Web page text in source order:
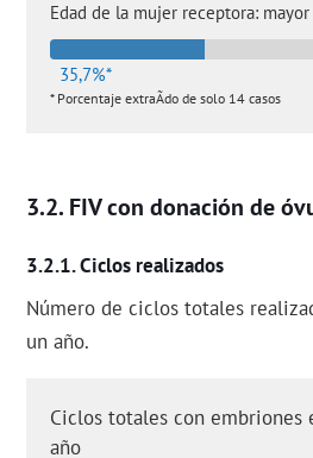
Edad de la mujer receptora:
35,7%*
* Porcentaje extraÃ­do de solo 14 casos
FIV con donación de
Ciclos realizados
Número de ciclos totales
un año.
Ciclos totales con embriones
año